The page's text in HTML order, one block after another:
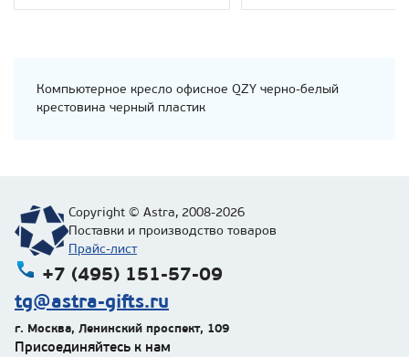
Компьютерное кресло офисное QZY черно-белый
крестовина черный пластик
Copyright © Astra, 2008-2026
Поставки и производство товаров
Прайс-лист
+7 (495) 151-57-09
tg@astra-gifts.ru
г. Москва, Ленинский проспект, 109
Присоединяйтесь к нам